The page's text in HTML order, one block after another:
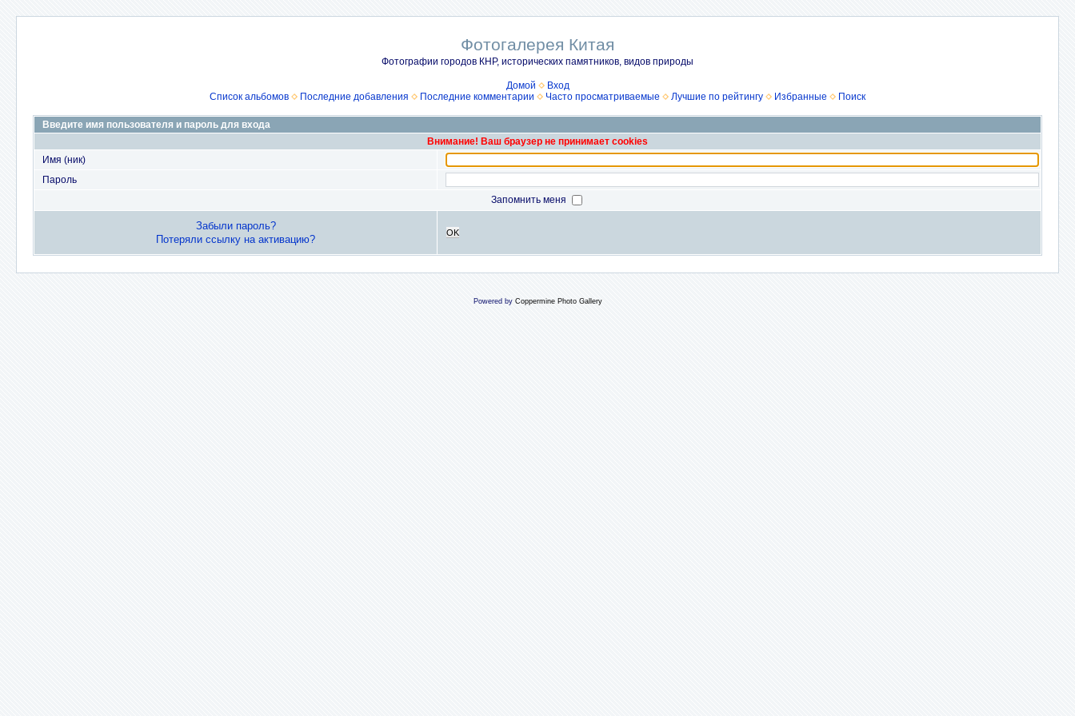
Фотогалерея Китая
Фотографии городов КНР, исторических памятников, видов природы
Домой
Вход
Список альбомов
Последние добавления Последние комментарии Часто просматриваемые Лучшие по рейтингу Избранные Поиск
Введите имя пользователя и пароль для входа
Внимание! Ваш браузер не принимает cookies
Имя (ник)
Пароль
Запомнить меня
Забыли пароль?
Потеряли ссылку на активацию?
OK
Powered by Coppermine Photo Gallery